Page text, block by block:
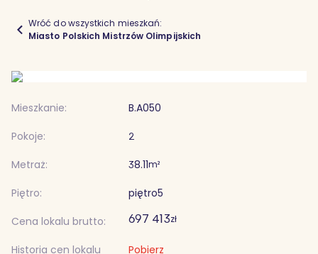
Wróć do wszystkich mieszkań:
Miasto Polskich Mistrzów Olimpijskich
Mieszkanie:
B.A050
Pokoje:
2
Metraż:
38.11m²
Piętro: piętro5
Cena lokalu brutto:
697 413zł
Historia cen lokalu
Pobierz